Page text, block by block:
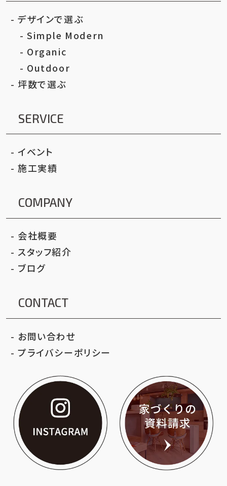
デザインで選ぶ
Simple Modern
Organic
Outdoor
坪数で選ぶ
SERVICE
イベント
施工実績
COMPANY
会社概要
スタッフ紹介
ブログ
CONTACT
お問い合わせ
プライバシーポリシー
いろはクリエイト公